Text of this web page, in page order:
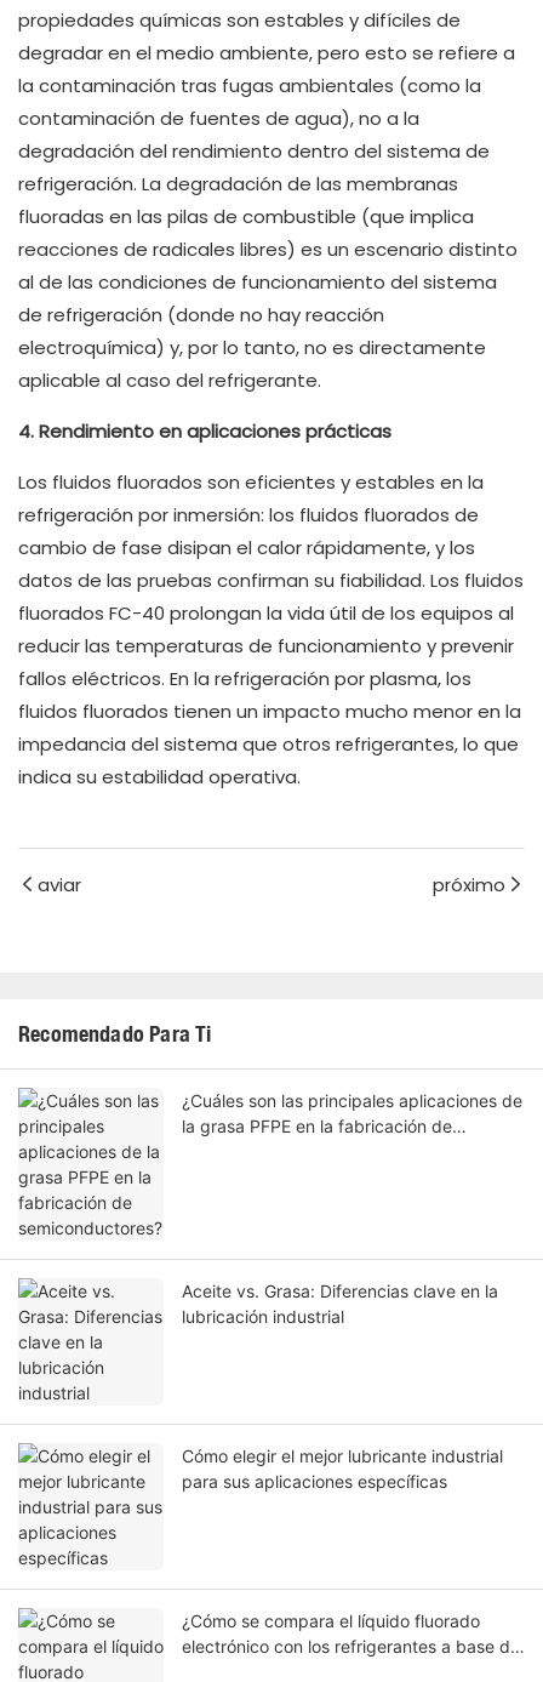
propiedades químicas son estables y difíciles de
degradar en el medio ambiente, pero esto se refiere a
la contaminación tras fugas ambientales (como la
contaminación de fuentes de agua), no a la
degradación del rendimiento dentro del sistema de
refrigeración. La degradación de las membranas
fluoradas en las pilas de combustible (que implica
reacciones de radicales libres) es un escenario distinto
al de las condiciones de funcionamiento del sistema
de refrigeración (donde no hay reacción
electroquímica) y, por lo tanto, no es directamente
aplicable al caso del refrigerante.
4. Rendimiento en aplicaciones prácticas
Los fluidos fluorados son eficientes y estables en la
refrigeración por inmersión: los fluidos fluorados de
cambio de fase disipan el calor rápidamente, y los
datos de las pruebas confirman su fiabilidad. Los fluidos
fluorados FC-40 prolongan la vida útil de los equipos al
reducir las temperaturas de funcionamiento y prevenir
fallos eléctricos. En la refrigeración por plasma, los
fluidos fluorados tienen un impacto mucho menor en la
impedancia del sistema que otros refrigerantes, lo que
indica su estabilidad operativa.
aviar próximo
Recomendado Para Ti
¿Cuáles son las principales aplicaciones de
la grasa PFPE en la fabricación de
Aceite vs. Grasa: Diferencias clave en la
lubricación industrial
Cómo elegir el mejor lubricante industrial
para sus aplicaciones específicas
¿Cómo se compara el líquido fluorado
electrónico con los refrigerantes a base de